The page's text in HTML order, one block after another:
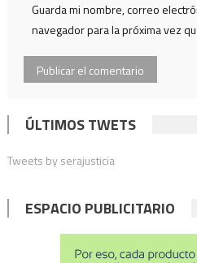
Guarda mi nombre, correo
navegador para la próxima vez
ÚLTIMOS TWETS
Tweets by serajusticia
ESPACIO PUBLICITARIO